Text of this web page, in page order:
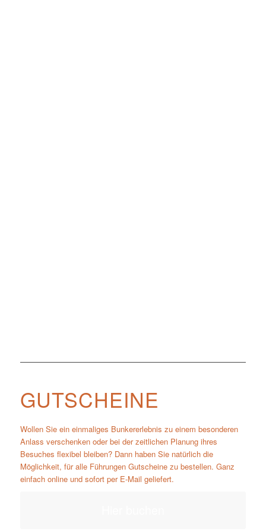
GUTSCHEINE
Wollen Sie ein einmaliges Bunkererlebnis zu einem besonderen
Anlass verschenken oder bei der zeitlichen Planung ihres
Besuches flexibel bleiben? Dann haben Sie natürlich die
Möglichkeit, für alle Führungen Gutscheine zu bestellen. Ganz
einfach online und sofort per E-Mail geliefert.